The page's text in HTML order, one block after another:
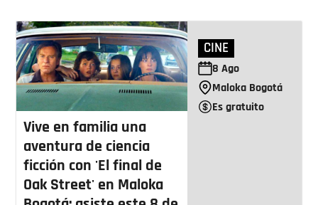
Vive en familia una
aventura de ciencia
ficción con 'El final de
Oak Street' en Maloka
CINE
8 Ago
Maloka Bogotá
Es gratuito